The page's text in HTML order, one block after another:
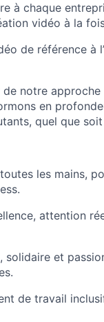
à chaque
vidéo à la
de référence à
notre
en
quel que
les mains,
attention
et
de travail